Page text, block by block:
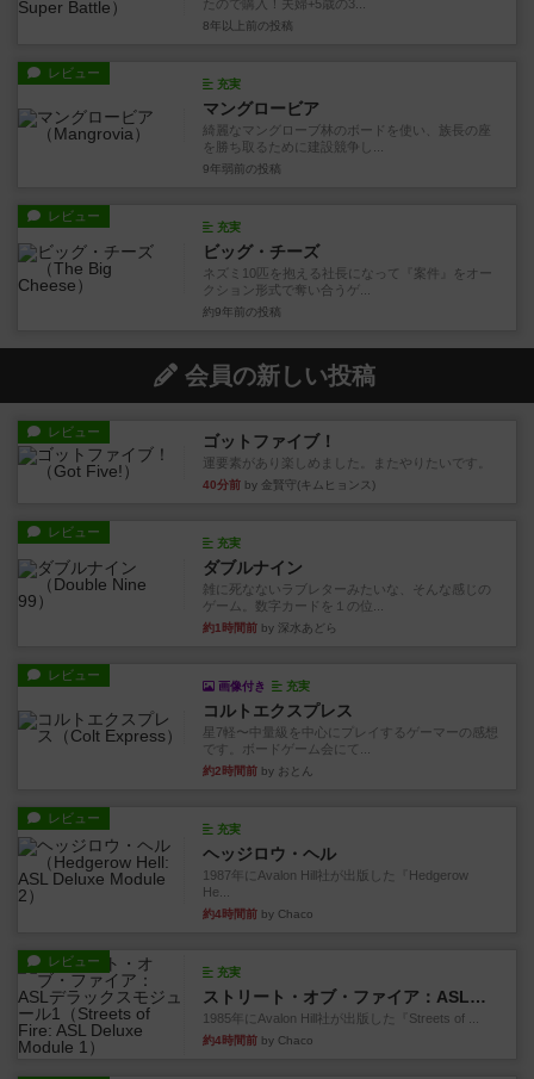
たので購入！夫婦+5歳の3...
8年以上前 の投稿
レビュー
充実
マングロービア
綺麗なマングローブ林のボードを使い、族長の座
を勝ち取るために建設競争し...
9年弱前 の投稿
レビュー
充実
ビッグ・チーズ
ネズミ10匹を抱える社長になって『案件』をオー
クション形式で奪い合うゲ...
約9年前 の投稿
会員の新しい投稿
レビュー ゴットファイブ！
運要素があり楽しめました。またやりたいです。
40分前 by 金賢守(キムヒョンス)
レビュー
充実
ダブルナイン
雑に死なないラブレターみたいな、そんな感じの
ゲーム。数字カードを１の位...
約1時間前 by 深水あどら
レビュー
画像付き 充実
コルトエクスプレス
星7軽〜中量級を中心にプレイするゲーマーの感想
です。ボードゲーム会にて...
約2時間前 by おとん
レビュー
充実
ヘッジロウ・ヘル
1987年にAvalon Hill社が出版した『Hedgerow
He...
約4時間前 by Chaco
レビュー
充実
ストリート・オブ・ファイア：ASLデラックスモジュール1
1985年にAvalon Hill社が出版した『Streets of ...
約4時間前 by Chaco